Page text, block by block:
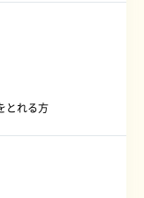
とれる方